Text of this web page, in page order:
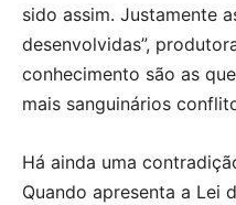
sido assim. Justamente
desenvolvidas”,
conhecimento são as
mais sanguinários
Há ainda uma
Quando apresenta a Lei